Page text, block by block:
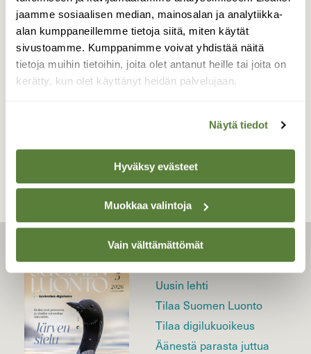
jaamme sosiaalisen median, mainosalan ja analytiikka-
alan kumppaneillemme tietoja siitä, miten käytät
sivustoamme. Kumppanimme voivat yhdistää näitä
tietoja muihin tietoihin, joita olet antanut heille tai joita on
kerätty, kun olet käyttänyt heidän palvelujaan.
Näytä tiedot
Hyväksy evästeet
Muokkaa valintoja
Vain välttämättömät
Kuutamo aikaa
Valokuvaaja: Leena Rissanen, Valtimo Joulukuu
TAKAISIN LISTAAN
LEHTI
Uusin lehti
Tilaa Suomen Luonto
Tilaa digilukuoikeus
Äänestä parasta juttua